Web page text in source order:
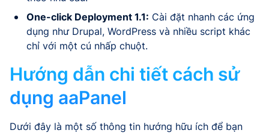
One-click Deployment 1.1: Cài đặt nhanh các ứng
dụng như Drupal, WordPress và nhiều script khác
chỉ với một cú nhấp chuột.
Hướng dẫn chi tiết cách sử
dụng aaPanel
Dưới đây là một số thông tin hướng hữu ích để bạn